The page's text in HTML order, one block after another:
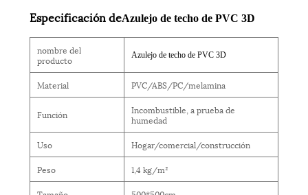
Especificación deAzulejo de techo de PVC 3D
nombre del
producto Azulejo de techo de PVC 3D
Material PVC/ABS/PC/melamina
Función Incombustible, a prueba de
humedad
Uso
Hogar/comercial/construcción
Peso
1,4 kg/m²